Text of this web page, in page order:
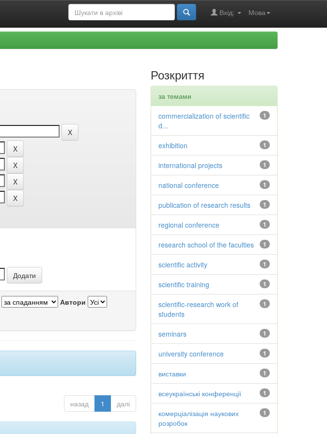
Мова
Вхід:
Автори
назад 1 далі
Розкриття
за темами
1
commercialization of scientific
d...
1
exhibition
1
international projects
1
national conference
1
publication of research results
1
regional conference
1
research school of the faculties
1
scientific activity
1
scientific training
1
scientific-research work of
students
1
seminars
1
university conference
1
виставки
1
всеукраїнські конференції
1
комерціалізація наукових
розробок